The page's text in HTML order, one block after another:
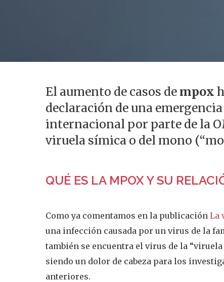
El aumento de casos de mpox
declaración de una
internacional por parte de la
viruela símica o del mono
QUÉ ES LA MPOX Y SU
Como ya comentamos en la publicaciónLa
una infección causada por un virus de la
también se encuentra el virus de la “viruela
siendo un dolor de cabeza para los
anteriores.